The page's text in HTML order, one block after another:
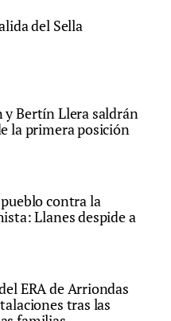
del Sella
y Bertín Llera saldrán
la primera posición
contra la
Llanes despide a
ERA de Arriondas
tras las